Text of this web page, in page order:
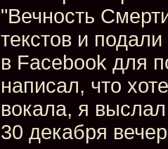
"Вечность
текстов и
в Facebook для
написал, что
вокала, я
30 декабря